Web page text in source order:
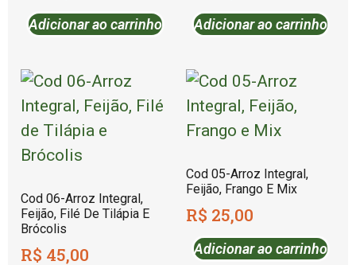
Adicionar ao carrinho Adicionar ao carrinho
Cod 06-Arroz Integral,
Feijão, Filé De Tilápia E
Brócolis
R$ 45,00
Cod 05-Arroz Integral,
Feijão, Frango E Mix
R$ 25,00
Adicionar ao carrinho